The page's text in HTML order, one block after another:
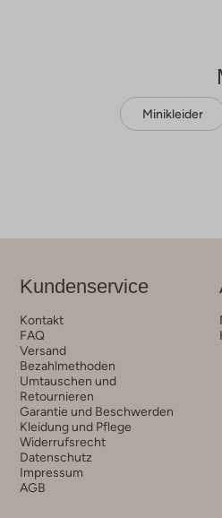
Minikleider
Kundenservice
Kontakt
FAQ
Versand
Bezahlmethoden
Umtauschen und
Retournieren
Garantie und Beschwerden
Kleidung und Pflege
Widerrufsrecht
Datenschutz
Impressum
AGB